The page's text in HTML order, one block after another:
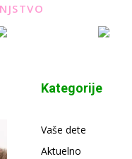
Kategorije
Vaše dete
Aktuelno